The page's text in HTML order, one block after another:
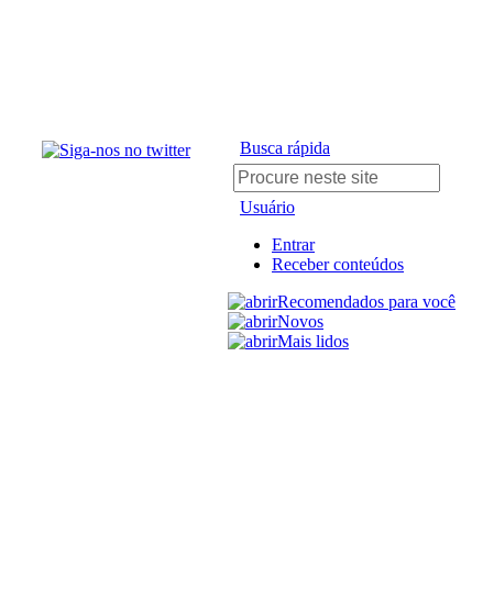
Busca rápida
Usuário
Entrar
Receber conteúdos
Recomendados para você
Novos
Mais lidos